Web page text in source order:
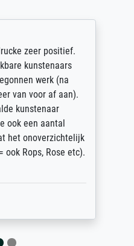
zeer positief.
kunstenaars
werk (na
van voor af aan).
kunstenaar
ook een aantal
het onoverzichtelijk
ook Rops, Rose etc).